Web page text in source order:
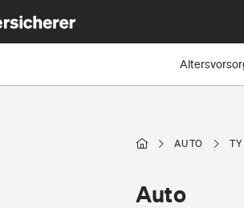
AUTO
Auto